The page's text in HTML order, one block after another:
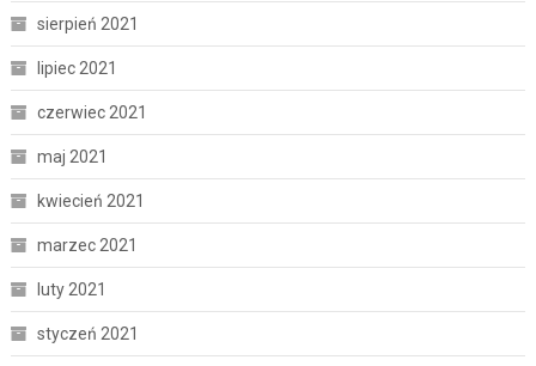
sierpień 2021
lipiec 2021
czerwiec 2021
maj 2021
kwiecień 2021
marzec 2021
luty 2021
styczeń 2021